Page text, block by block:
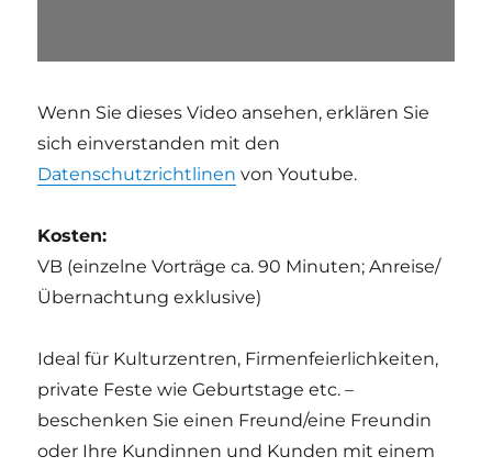
Wenn Sie dieses Video ansehen, erklären Sie
sich einverstanden mit den
Datenschutzrichtlinen von Youtube.
Kosten:
VB (einzelne Vorträge ca. 90 Minuten; Anreise/
Übernachtung exklusive)
Ideal für Kulturzentren, Firmenfeierlichkeiten,
private Feste wie Geburtstage etc. –
beschenken Sie einen Freund/eine Freundin
oder Ihre Kundinnen und Kunden mit einem